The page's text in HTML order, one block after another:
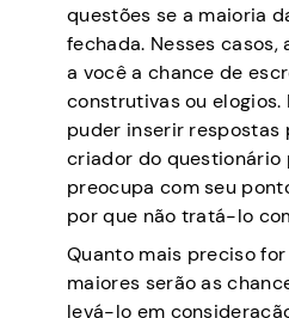
questões se a maioria
fechada. Nesses casos,
a você a chance de
construtivas ou elogios.
puder inserir respostas
criador do questionário
preocupa com seu
por que não tratá-lo
Quanto mais preciso
maiores serão as
levá-lo em